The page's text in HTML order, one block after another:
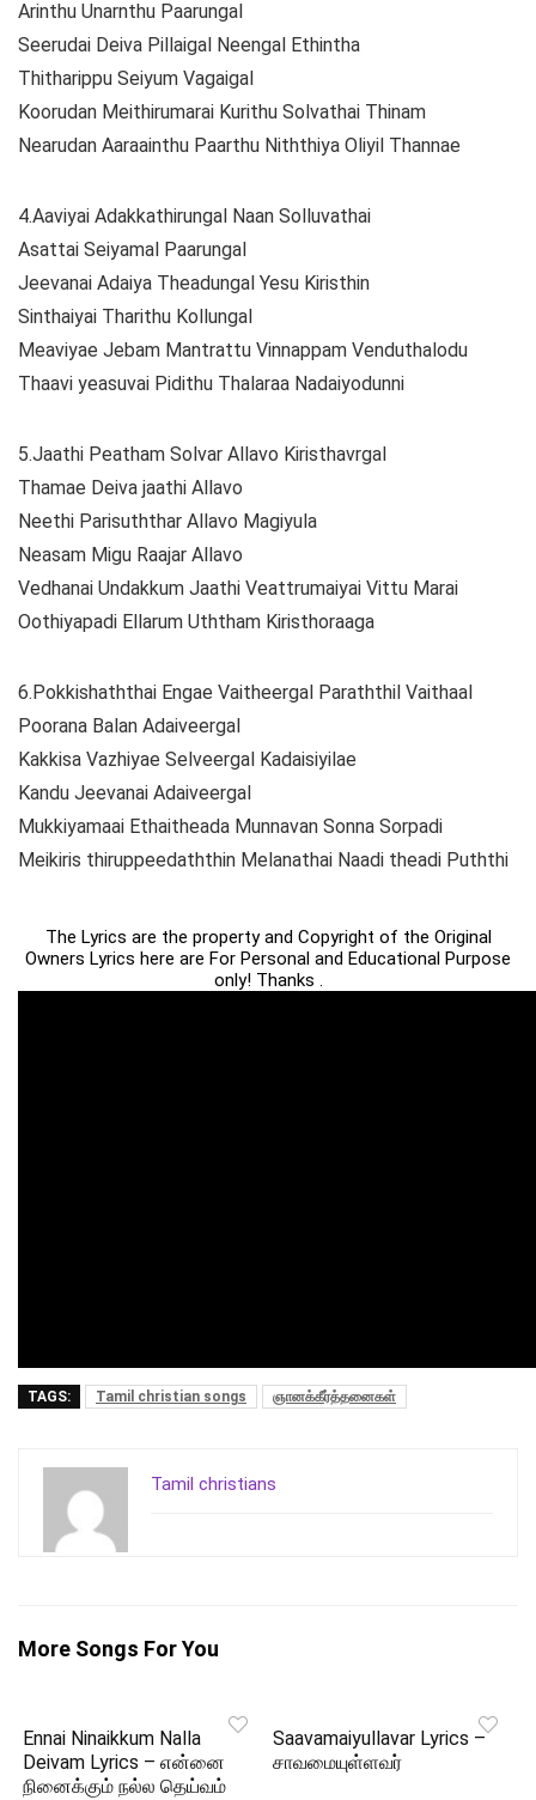
Arinthu Unarnthu Paarungal
Seerudai Deiva Pillaigal Neengal Ethintha
Thitharippu Seiyum Vagaigal
Koorudan Meithirumarai Kurithu Solvathai Thinam
Nearudan Aaraainthu Paarthu Niththiya Oliyil Thannae
4.Aaviyai Adakkathirungal Naan Solluvathai
Asattai Seiyamal Paarungal
Jeevanai Adaiya Theadungal Yesu Kiristhin
Sinthaiyai Tharithu Kollungal
Meaviyae Jebam Mantrattu Vinnappam Venduthalodu
Thaavi yeasuvai Pidithu Thalaraa Nadaiyodunni
5.Jaathi Peatham Solvar Allavo Kiristhavrgal
Thamae Deiva jaathi Allavo
Neethi Parisuththar Allavo Magiyula
Neasam Migu Raajar Allavo
Vedhanai Undakkum Jaathi Veattrumaiyai Vittu Marai
Oothiyapadi Ellarum Uththam Kiristhoraaga
6.Pokkishaththai Engae Vaitheergal Paraththil Vaithaal
Poorana Balan Adaiveergal
Kakkisa Vazhiyae Selveergal Kadaisiyilae
Kandu Jeevanai Adaiveergal
Mukkiyamaai Ethaitheada Munnavan Sonna Sorpadi
Meikiris thiruppeedaththin Melanathai Naadi theadi Puththi
The Lyrics are the property and Copyright of the Original
Owners Lyrics here are For Personal and Educational Purpose
only! Thanks .
TAGS: Tamil christian songs ஞானக்கீர்த்தனைகள்
Tamil christians
More Songs For You
Ennai Ninaikkum Nalla
Deivam Lyrics – என்னை
நினைக்கும் நல்ல தெய்வம்
Saavamaiyullavar Lyrics –
சாவமையுள்ளவர்